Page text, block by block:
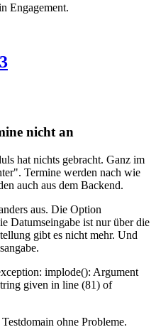
Engagement.
nicht an
hat nichts gebracht. Ganz im
Termine werden nach wie
auch aus dem Backend.
aus. Die Option
Datumseingabe ist nur über die
gibt es nicht mehr. Und
implode(): Argument
given in line (81) of
ohne Probleme.